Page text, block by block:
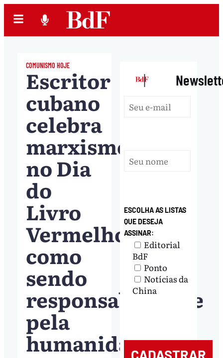
COMUNISMO HOJE
Escritor
cubano
celebra
marxismo
no Dia
do
Livro
Vermelho
como
sendo
responsabilidade
pela
humanidade
|
ESCOLHA AS LISTAS
QUE DESEJA
ASSINAR:
Editorial
BdF
Ponto
Notícias da
China